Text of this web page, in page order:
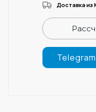
Доставка из
Telegram